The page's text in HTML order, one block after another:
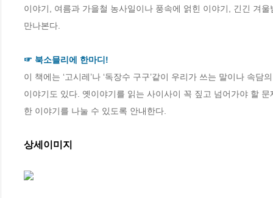
이야기, 여름과 가을철 농사일이나 풍속에 얽힌 이야기, 긴긴 겨
만나본다.
☞ 북소믈리에 한마디!
이 책에는 ‘고시레’나 ‘독장수 구구’같이 우리가 쓰는 말이나 속
이야기도 있다. 옛이야기를 읽는 사이사이 꼭 짚고 넘어가야 할
한 이야기를 나눌 수 있도록 안내한다.
상세이미지